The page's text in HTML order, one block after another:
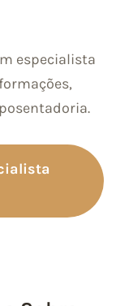
especialista